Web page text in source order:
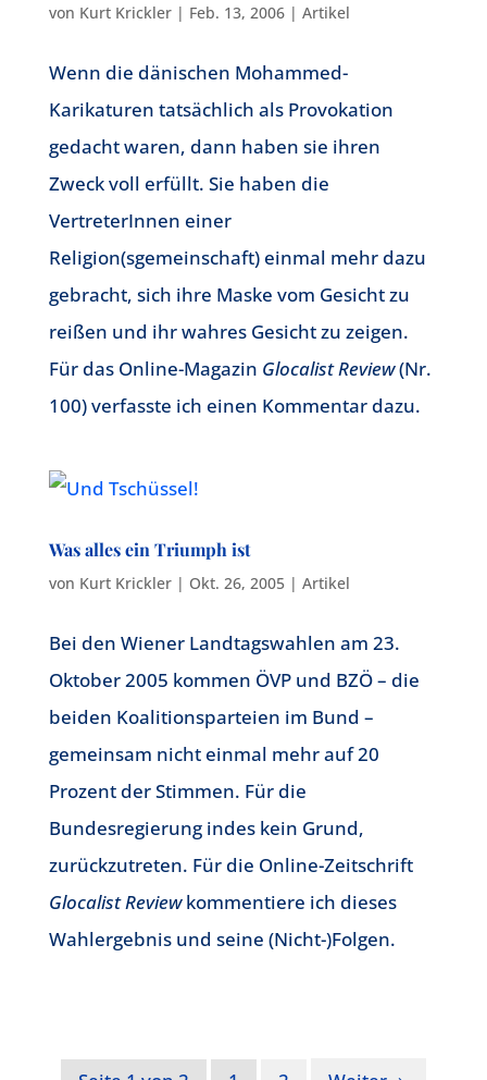
von Kurt Krickler| Feb. 13, 2006| Artikel
Wenn die dänischen Mohammed-
Karikaturen tatsächlich als Provokation
gedacht waren, dann haben sie ihren
Zweck voll erfüllt. Sie haben die
VertreterInnen einer
Religion(sgemeinschaft) einmal mehr dazu
gebracht, sich ihre Maske vom Gesicht zu
reißen und ihr wahres Gesicht zu zeigen.
Für das Online-Magazin Glocalist Review(Nr.
100) verfasste ich einen Kommentar dazu.
Was alles ein Triumph ist
von Kurt Krickler| Okt. 26, 2005| Artikel
Bei den Wiener Landtagswahlen am 23.
Oktober 2005 kommen ÖVP und BZÖ – die
beiden Koalitionsparteien im Bund –
gemeinsam nicht einmal mehr auf 20
Prozent der Stimmen. Für die
Bundesregierung indes kein Grund,
zurückzutreten. Für die Online-Zeitschrift
Glocalist Reviewkommentiere ich dieses
Wahlergebnis und seine (Nicht-)Folgen.